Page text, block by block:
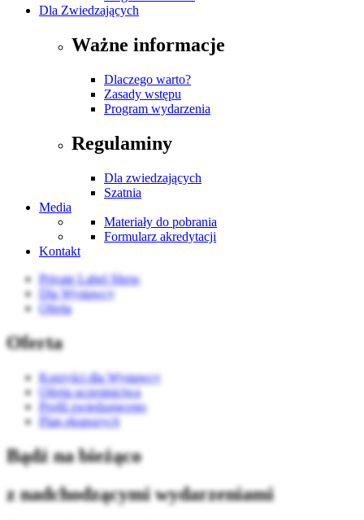
Dla Zwiedzających
Ważne informacje
Dlaczego warto?
Zasady wstępu
Program wydarzenia
Regulaminy
Dla zwiedzających
Szatnia
Media
Materiały do pobrania
Formularz akredytacji
Kontakt
Private Label Show
Dla Wystawcy
Oferta
Oferta
Korzyści dla Wystawcy
Oferta uczestnictwa
Profil zwiedzającego
Plan ekspozycji
Bądź na bieżąco
z nadchodzącymi wydarzeniami